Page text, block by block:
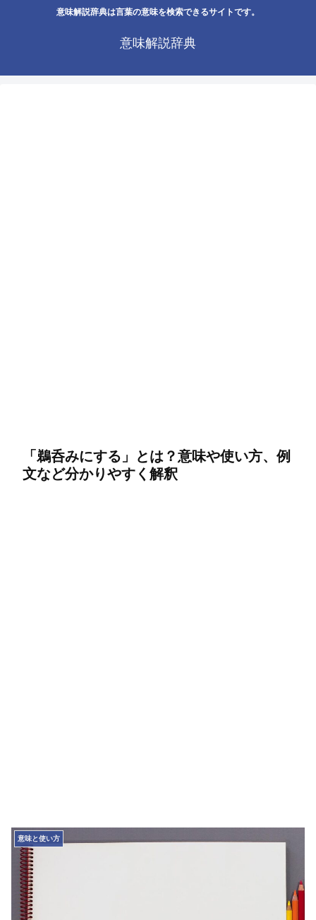
意味解説辞典は言葉の意味を検索できるサイトです。
意味解説辞典
「鵜呑みにする」とは？意味や使い方、例
文など分かりやすく解釈
意味と使い方